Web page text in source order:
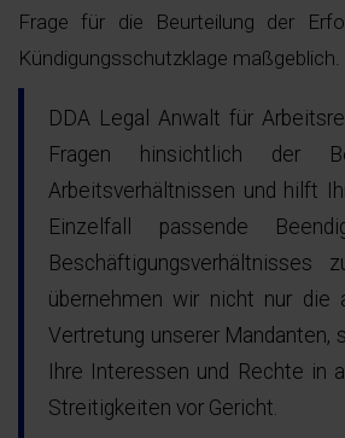
Frage für die Beurteilung der
Kündigungsschutzklage maßgeblich.
DDA Legal Anwalt für
Fragen hinsichtlich der
Arbeitsverhältnissen und hilft
Einzelfall passende
Beschäftigungsverhältnisses
übernehmen wir nicht nur die
Vertretung unserer Mandanten,
Ihre Interessen und Rechte in
Streitigkeiten vor Gericht.